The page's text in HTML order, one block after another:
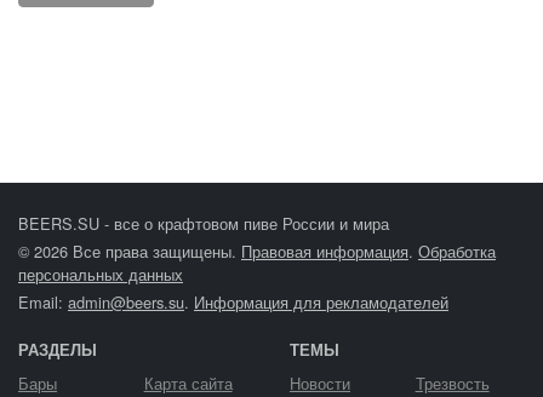
BEERS.SU - все о крафтовом пиве России и мира
© 2026 Все права защищены. Правовая информация. Обработка
персональных данных
Email: admin@beers.su. Информация для рекламодателей
РАЗДЕЛЫ
Бары
Карта сайта
ТЕМЫ
Новости
Трезвость